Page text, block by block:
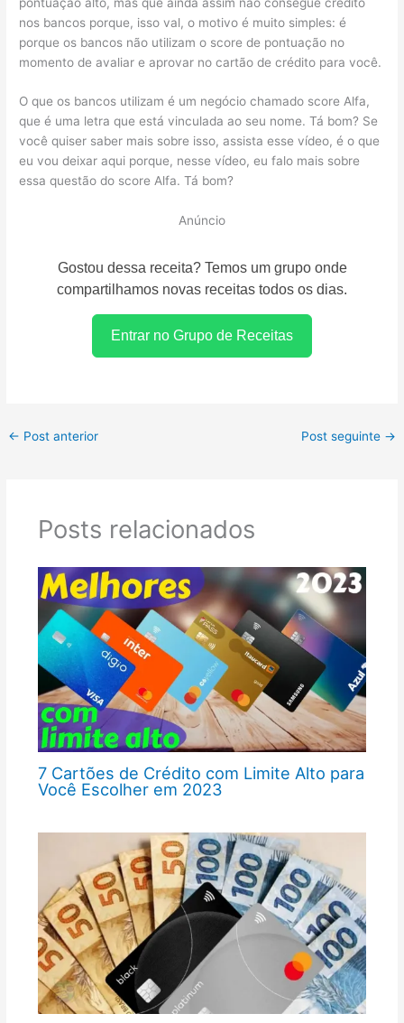
nos bancos porque, isso val, o motivo é muito simples: é
porque os bancos não utilizam o score de pontuação no
momento de avaliar e aprovar no cartão de crédito para você.
O que os bancos utilizam é um negócio chamado score Alfa,
que é uma letra que está vinculada ao seu nome. Tá bom? Se
você quiser saber mais sobre isso, assista esse vídeo, é o que
eu vou deixar aqui porque, nesse vídeo, eu falo mais sobre
essa questão do score Alfa. Tá bom?
Anúncio
Gostou dessa receita? Temos um grupo onde
compartilhamos novas receitas todos os dias.
Entrar no Grupo de Receitas
← Post anterior Post seguinte →
Posts relacionados
7 Cartões de Crédito com Limite Alto para
Você Escolher em 2023